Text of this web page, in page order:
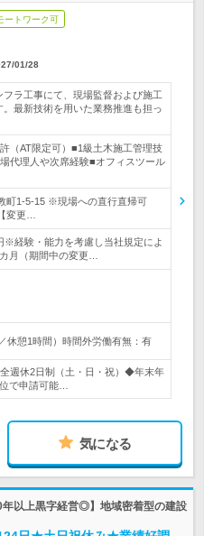
ートワーク可
01/28
ラ工事にて、現場監督および施工
最新技術を用いた業務推進も担っ
（AT限定可）■1級土木施工管理技
代理人や次席経験■オフィスツール
町1-5-15 ※現場への直行直帰可
変更…
※経験・能力を考慮し当社規定によ
月（期間中の変更…
休憩1時間）時間外労働有無：有
週休2日制（土・日・祝）◆年末年
で申請可能…
気になる
以上黒字経営◎】地域密着型の建設